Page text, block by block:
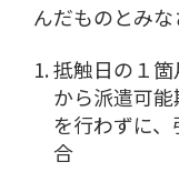
んだものとみな
抵触日の１
から派遣可
を行わずに
合